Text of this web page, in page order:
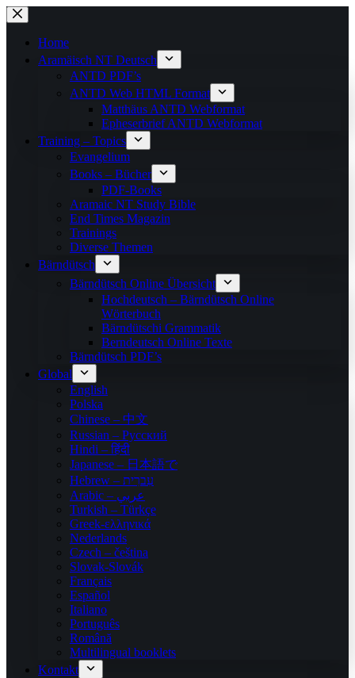
Skip
to
contentHome
Aramäisch NT Deutsch
ANTD PDF’s
ANTD Web HTML Format
Matthäus ANTD Webformat
Epheserbrief ANTD Webformat
Training – Topics
Evangelium
Books – Bücher
PDF-Books
Aramaic NT Study Bible
End Times Magazin
Trainings
Diverse Themen
Bärndütsch
Bärndütsch Online Übersicht
Hochdeutsch – Bärndütsch Online
Wörterbuch
Bärndütschi Grammatik
Berndeutsch Online Texte
Bärndütsch PDF’s
Global
English
Polska
Chinese – 中文
Russian – Русский
Hindi – हिंदी
Japanese – 日本語で
Hebrew – עִברִית
Arabic – عربي
Turkish – Türkçe
Greek-ελληνικά
Nederlands
Czech – čeština
Slovak-Slovák
Français
Español
Italiano
Português
Română
Multilingual booklets
Kontakt